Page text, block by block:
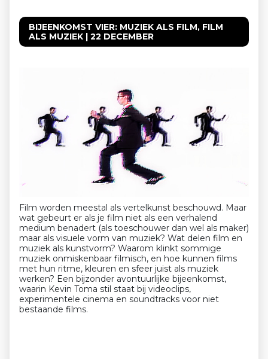
BIJEENKOMST VIER: MUZIEK ALS FILM, FILM
ALS MUZIEK | 22 DECEMBER
Film worden meestal als vertelkunst beschouwd. Maar
wat gebeurt er als je film niet als een verhalend
medium benadert (als toeschouwer dan wel als maker)
maar als visuele vorm van muziek? Wat delen film en
muziek als kunstvorm? Waarom klinkt sommige
muziek onmiskenbaar filmisch, en hoe kunnen films
met hun ritme, kleuren en sfeer juist als muziek
werken? Een bijzonder avontuurlijke bijeenkomst,
waarin Kevin Toma stil staat bij videoclips,
experimentele cinema en soundtracks voor niet
bestaande films.